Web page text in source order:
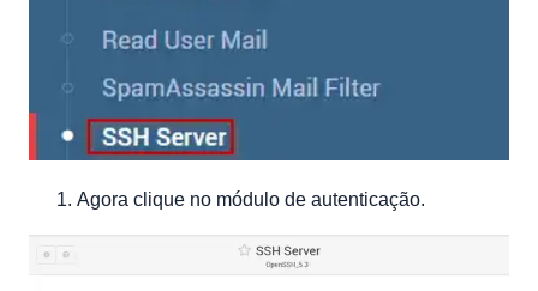
Agora clique no módulo de autenticação.